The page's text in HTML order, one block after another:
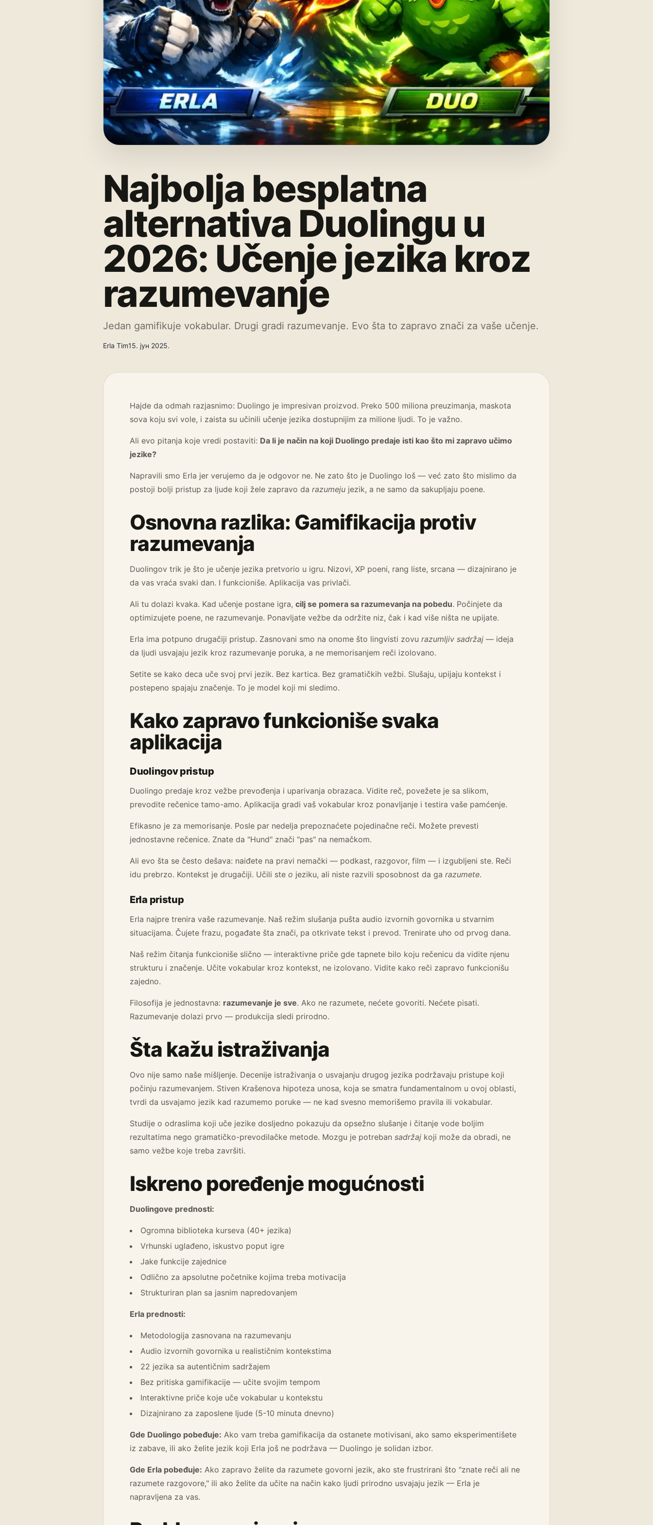
Najbolja besplatna
alternativa Duolingu u
2026: Učenje jezika kroz
razumevanje
Jedan gamifikuje vokabular. Drugi gradi razumevanje. Evo šta to zapravo znači za vaše učenje.
Erla Tim15. јун 2025.
Hajde da odmah razjasnimo: Duolingo je impresivan proizvod. Preko 500 miliona preuzimanja, maskota
sova koju svi vole, i zaista su učinili učenje jezika dostupnijim za milione ljudi. To je važno.
Ali evo pitanja koje vredi postaviti: Da li je način na koji Duolingo predaje isti kao što mi zapravo učimo
jezike?
Napravili smo Erla jer verujemo da je odgovor ne. Ne zato što je Duolingo loš — već zato što mislimo da
postoji bolji pristup za ljude koji žele zapravo da razumeju jezik, a ne samo da sakupljaju poene.
Osnovna razlika: Gamifikacija protiv
razumevanja
Duolingov trik je što je učenje jezika pretvorio u igru. Nizovi, XP poeni, rang liste, srcana — dizajnirano je
da vas vraća svaki dan. I funkcioniše. Aplikacija vas privlači.
Ali tu dolazi kvaka. Kad učenje postane igra, cilj se pomera sa razumevanja na pobedu. Počinjete da
optimizujete poene, ne razumevanje. Ponavljate vežbe da održite niz, čak i kad više ništa ne upijate.
Erla ima potpuno drugačiji pristup. Zasnovani smo na onome što lingvisti zovu razumljiv sadržaj — ideja
da ljudi usvajaju jezik kroz razumevanje poruka, a ne memorisanjem reči izolovano.
Setite se kako deca uče svoj prvi jezik. Bez kartica. Bez gramatičkih vežbi. Slušaju, upijaju kontekst i
postepeno spajaju značenje. To je model koji mi sledimo.
Kako zapravo funkcioniše svaka
aplikacija
Duolingov pristup
Duolingo predaje kroz vežbe prevođenja i uparivanja obrazaca. Vidite reč, povežete je sa slikom,
prevodite rečenice tamo-amo. Aplikacija gradi vaš vokabular kroz ponavljanje i testira vaše pamćenje.
Efikasno je za memorisanje. Posle par nedelja prepoznaćete pojedinačne reči. Možete prevesti
jednostavne rečenice. Znate da "Hund" znači "pas" na nemačkom.
Ali evo šta se često dešava: naiđete na pravi nemački — podkast, razgovor, film — i izgubljeni ste. Reči
idu prebrzo. Kontekst je drugačiji. Učili ste o jeziku, ali niste razvili sposobnost da ga razumete.
Erla pristup
Erla najpre trenira vaše razumevanje. Naš režim slušanja pušta audio izvornih govornika u stvarnim
situacijama. Čujete frazu, pogađate šta znači, pa otkrivate tekst i prevod. Trenirate uho od prvog dana.
Naš režim čitanja funkcioniše slično — interaktivne priče gde tapnete bilo koju rečenicu da vidite njenu
strukturu i značenje. Učite vokabular kroz kontekst, ne izolovano. Vidite kako reči zapravo funkcionišu
zajedno.
Filosofija je jednostavna: razumevanje je sve. Ako ne razumete, nećete govoriti. Nećete pisati.
Razumevanje dolazi prvo — produkcija sledi prirodno.
Šta kažu istraživanja
Ovo nije samo naše mišljenje. Decenije istraživanja o usvajanju drugog jezika podržavaju pristupe koji
počinju razumevanjem. Stiven Krašenova hipoteza unosa, koja se smatra fundamentalnom u ovoj oblasti,
tvrdi da usvajamo jezik kad razumemo poruke — ne kad svesno memorišemo pravila ili vokabular.
Studije o odraslima koji uče jezike dosljedno pokazuju da opsežno slušanje i čitanje vode boljim
rezultatima nego gramatičko-prevodilačke metode. Mozgu je potreban sadržaj koji može da obradi, ne
samo vežbe koje treba završiti.
Iskreno poređenje mogućnosti
Duolingove prednosti:
Ogromna biblioteka kurseva (40+ jezika)
Vrhunski uglađeno, iskustvo poput igre
Jake funkcije zajednice
Odlično za apsolutne početnike kojima treba motivacija
Strukturiran plan sa jasnim napredovanjem
Erla prednosti:
Metodologija zasnovana na razumevanju
Audio izvornih govornika u realističnim kontekstima
22 jezika sa autentičnim sadržajem
Bez pritiska gamifikacije — učite svojim tempom
Interaktivne priče koje uče vokabular u kontekstu
Dizajnirano za zaposlene ljude (5-10 minuta dnevno)
Gde Duolingo pobeđuje: Ako vam treba gamifikacija da ostanete motivisani, ako samo eksperimentišete
iz zabave, ili ako želite jezik koji Erla još ne podržava — Duolingo je solidan izbor.
Gde Erla pobeđuje: Ako zapravo želite da razumete govorni jezik, ako ste frustrirani što "znate reči ali ne
razumete razgovore," ili ako želite da učite na način kako ljudi prirodno usvajaju jezik — Erla je
napravljena za vas.